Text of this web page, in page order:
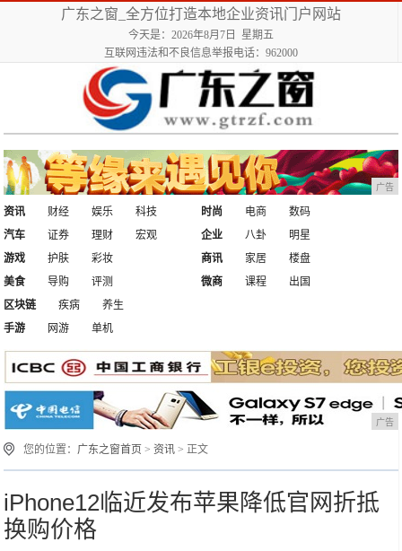
广东之窗_全方位打造本地企业资讯门户网站
今天是：2026年8月7日 星期五
互联网违法和不良信息举报电话：962000
广告
资讯 财经 娱乐
科技
汽车
证券 理财 宏观
时尚 电商
数码
企业
八卦
明星
游戏
护肤
彩妆
美食
导购 评测
商讯 家居
楼盘
微商
课程
出国
区块链
疾病
养生
手游
网游 单机
广告
您的位置： 广东之窗首页 >资讯 > 正文
iPhone12临近发布苹果降低官网折抵
换购价格